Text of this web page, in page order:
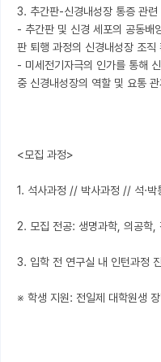
3. 추간판-신경내성장 통증 관련
- 추간판 및 신경 세포의 공동배
판 퇴행 과정의 신경내성장 조직
- 미세전기자극의 인가를 통해
중 신경내성장의 역할 및 요통
<모집 과정>
1. 석사과정 // 박사과정 // 석·박
2. 모집 전공: 생명과학, 의공학,
3. 입학 전 연구실 내 인턴과정
※ 학생 지원: 전일제 대학원생